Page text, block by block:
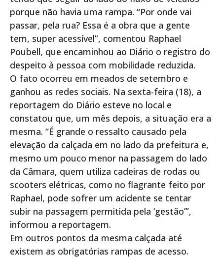
porque não havia uma rampa. “Por onde vai
passar, pela rua? Essa é a obra que a gente
tem, super acessível”, comentou Raphael
Poubell, que encaminhou ao Diário o registro do
despeito à pessoa com mobilidade reduzida.
O fato ocorreu em meados de setembro e
ganhou as redes sociais. Na sexta-feira (18), a
reportagem do Diário esteve no local e
constatou que, um mês depois, a situação era a
mesma. “É grande o ressalto causado pela
elevação da calçada em no lado da prefeitura e,
mesmo um pouco menor na passagem do lado
da Câmara, quem utiliza cadeiras de rodas ou
scooters elétricas, como no flagrante feito por
Raphael, pode sofrer um acidente se tentar
subir na passagem permitida pela ‘gestão’”,
informou a reportagem.
Em outros pontos da mesma calçada até
existem as obrigatórias rampas de acesso.